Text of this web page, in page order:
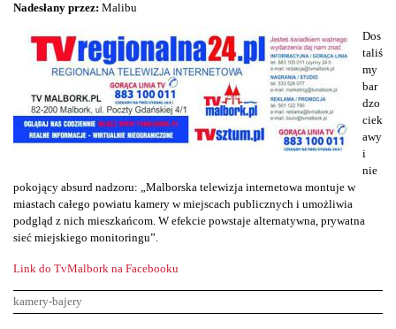
Nadesłany przez: Malibu
Dos
taliś
my
bar
dzo
ciek
awy
i
nie
pokojący absurd nadzoru: „Malborska telewizja internetowa montuje w
miastach całego powiatu kamery w miejscach publicznych i umożliwia
podgląd z nich mieszkańcom. W efekcie powstaje alternatywna, prywatna
sieć miejskiego monitoringu”.
Link do TvMalbork na Facebooku
kamery-bajery